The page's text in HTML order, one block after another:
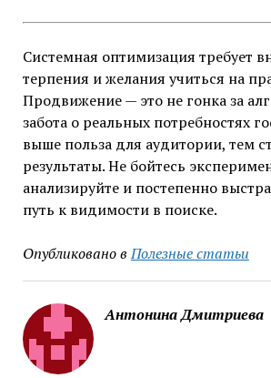
Системная оптимизация требует
терпения и желания учиться на
Продвижение — это не гонка за
забота о реальных потребностях
выше польза для аудитории, тем
результаты. Не бойтесь
анализируйте и постепенно
путь к видимости в поиске.
Опубликовано в Полезные статьи
Антонина Дмитриева